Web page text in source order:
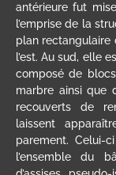
antérieure fut
l’emprise de la
plan rectangulaire
l’est. Au sud, elle
composé de
marbre ainsi que
recouverts de
laissent
parement. Celui-
l’ensemble du